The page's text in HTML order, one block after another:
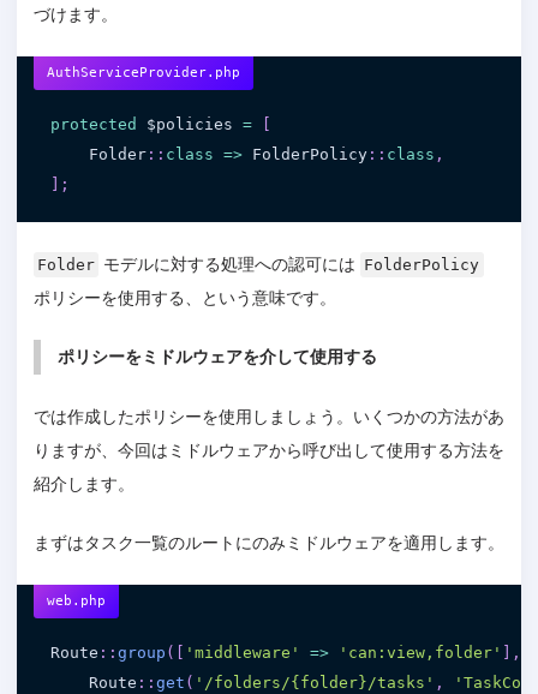
づけます。
AuthServiceProvider.php
protected $policies =
    Folder
: : class => FolderPolicy : : class ,
;
Folder モデルに対する処理への認可には FolderPolicy
ポリシーを使用する、という意味です。
ポリシーをミドルウェアを介して使用する
では作成したポリシーを使用しましょう。いくつかの方法があ
りますが、今回はミドルウェアから呼び出して使用する方法を
紹介します。
まずはタスク一覧のルートにのみミドルウェアを適用します。
web.php
Route : : group ( 'middleware' => 'can:view,folder' ,
    Route
: : get ( '/folders/{folder}/tasks' ,